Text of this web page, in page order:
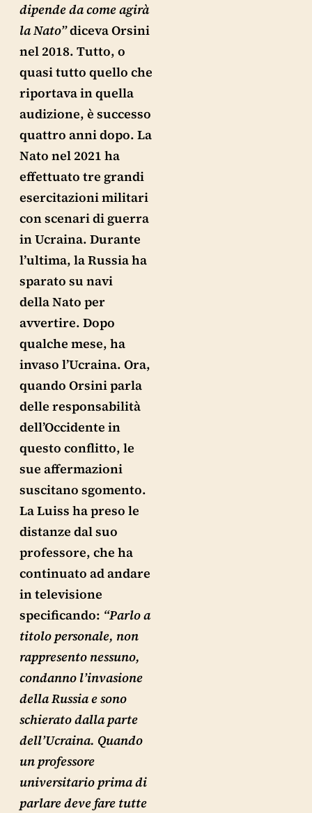
dipende da come agirà
la Nato”diceva Orsini
nel 2018. Tutto, o
quasi tutto quello che
riportava in quella
audizione, è successo
quattro anni dopo. La
Nato nel 2021 ha
effettuato tre grandi
esercitazioni militari
con scenari di guerra
in Ucraina. Durante
l’ultima, la Russia ha
sparato su navi
della Nato per
avvertire. Dopo
qualche mese, ha
invaso l’Ucraina. Ora,
quando Orsini parla
delle responsabilità
dell’Occidente in
questo conflitto, le
sue affermazioni
suscitano sgomento.
La Luiss ha preso le
distanze dal suo
professore, che ha
continuato ad andare
in televisione
specificando: “Parlo a
titolo personale, non
rappresento nessuno,
condanno l’invasione
della Russia e sono
schierato dalla parte
dell’Ucraina. Quando
un professore
universitario prima di
parlare deve fare tutte